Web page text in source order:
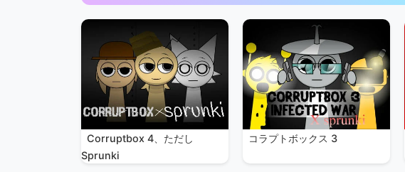
Corruptbox 4、ただし
Sprunki
コラプトボックス 3